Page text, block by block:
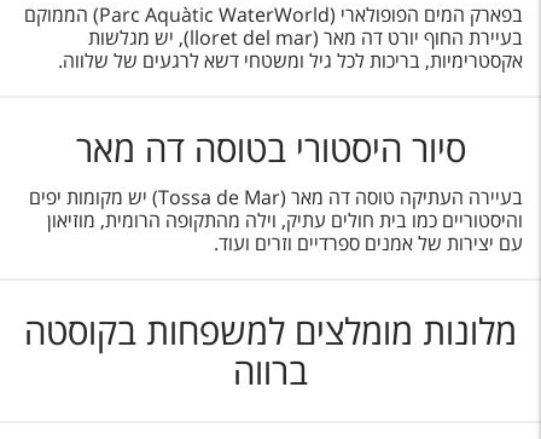
בפארק המים הפופולארי (Parc Aquàtic WaterWorld) הממוקם
בעיירת החוף יורט דה מאר (lloret del mar), יש מגלשות
אקסטרימיות, בריכות לכל גיל ומשטחי דשא לרגעים של שלווה.
סיור היסטורי בטוסה דה מאר
בעיירה העתיקה טוסה דה מאר (Tossa de Mar) יש מקומות יפים
והיסטוריים כמו בית חולים עתיק, וילה מהתקופה הרומית, מוזיאון
עם יצירות של אמנים ספרדיים וזרים ועוד.
מלונות מומלצים למשפחות בקוסטה
ברווה